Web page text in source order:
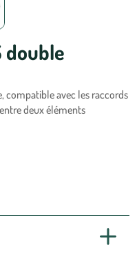
double
compatible avec les raccords
deux éléments